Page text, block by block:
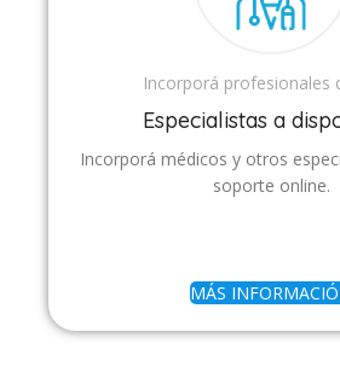
Incorporá profesionales
Especialistas a
Incorporá médicos y otros
soporte online.
MÁS